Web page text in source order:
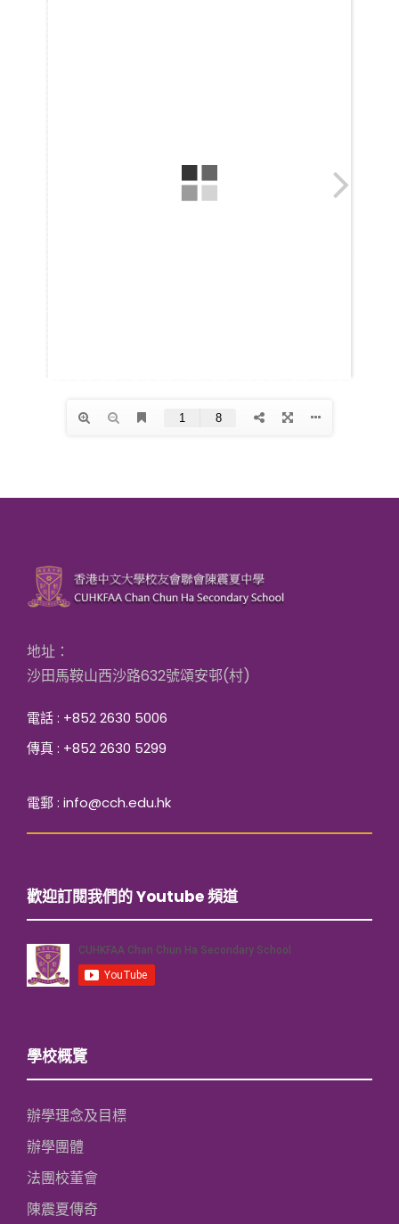
地址：
沙田馬鞍山西沙路632號頌安邨(村)
電話 : +852 2630 5006
傳真 : +852 2630 5299
電郵 : info@cch.edu.hk
歡迎訂閱我們的 Youtube 頻道
學校概覽
辦學理念及目標
辦學團體
法團校董會
陳震夏傳奇